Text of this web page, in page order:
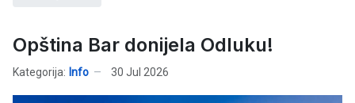
Opština Bar donijela Odluku!
Kategorija: Info 30 Jul 2026